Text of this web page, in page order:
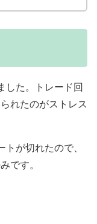
した。トレード回
れたのがストレス
が切れたので、
です。